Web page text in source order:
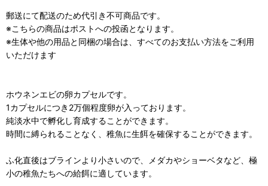
郵送にて配送のため代引き不可商品です。
※こちらの商品はポストへの投函となります。
※生体や他の用品と同梱の場合は、すべてのお支払い方法をご利用
いただけます
ホウネンエビの卵カプセルです。
1カプセルにつき2万個程度卵が入っております。
純淡水中で孵化し育成することができます。
時間に縛られることなく、稚魚に生餌を確保することができます。
ふ化直後はブラインより小さいので、メダカやショーベタなど、極
小の稚魚たちへの給餌に適しています。